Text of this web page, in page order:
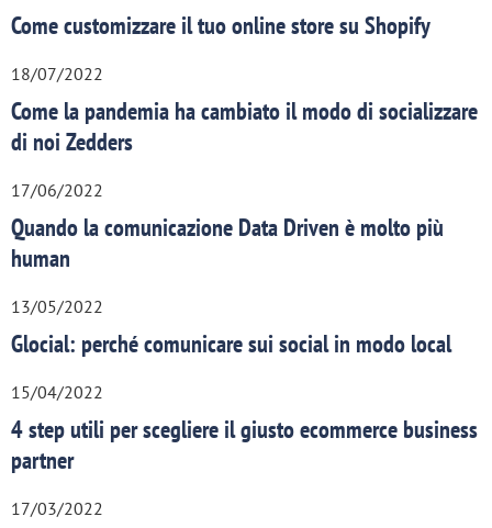
Come customizzare il tuo online store su Shopify
18/07/2022
Come la pandemia ha cambiato il modo di socializzare
di noi Zedders
17/06/2022
Quando la comunicazione Data Driven è molto più
human
13/05/2022
Glocial: perché comunicare sui social in modo local
15/04/2022
4 step utili per scegliere il giusto ecommerce business
partner
17/03/2022